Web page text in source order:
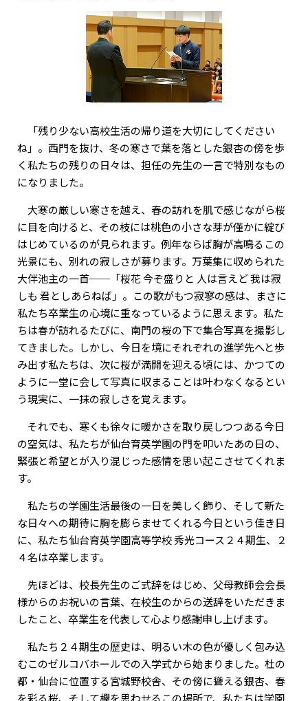
「残り少ない高校生活の帰り道を大切にしてください
ね」。西門を抜け、冬の寒さで葉を落とした銀杏の傍を歩
く私たちの残りの日々は、担任の先生の一言で特別なもの
になりました。
大寒の厳しい寒さを越え、春の訪れを肌で感じながら桜
に目を向けると、その枝には桃色の小さな芽が僅かに綻び
はじめているのが見られます。例年ならば胸が高鳴るこの
光景にも、別れの寂しさが募ります。万葉集に収められた
大伴池主の一首──「桜花 今ぞ盛りと 人は言えど 我は寂
しも 君としあらねば」。この歌がもつ寂寥の感は、まさに
私たち卒業生の心境に重なっているように思えます。私た
ちは春が訪れるたびに、南門の桜の下で集合写真を撮影し
てきました。しかし、今日を境にそれぞれの進学先へと歩
み出す私たちは、次に桜が満開を迎える頃には、かつての
ように一堂に会して写真に収まることは叶わなくなるとい
う現実に、一抹の寂しさを覚えます。
それでも、寒くも徐々に暖かさを取り戻しつつある今日
の空気は、私たちが仙台育英学園の門を叩いたあの日の、
緊張と希望とが入り混じった感情を思い起こさせてくれま
す。
私たちの学園生活最後の一日を美しく飾り、そして新た
な日々への期待に胸を膨らませてくれる今日という佳き日
に、私たち仙台育英学園高等学校 秀光コース２４期生、２
４名は卒業します。
先ほどは、校長先生のご式辞をはじめ、父母教師会会長
様からのお祝いの言葉、在校生のからの送辞をいただきま
したこと、卒業生を代表して心より感謝申し上げます。
私たち２４期生の歴史は、明るい木の色が優しく包み込
むこのゼルコバホールでの入学式から始まりました。杜の
都・仙台に位置する宮城野校舎、その傍に聳える銀杏、春
を彩る桜、そして欅を思わせるこの場所で、私たちは学園